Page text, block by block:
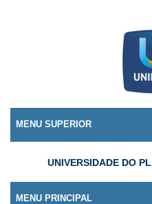
MENU SUPERIOR
UNIVERSIDADE DO
MENU PRINCIPAL